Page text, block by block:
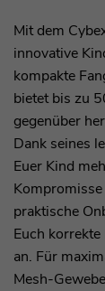
Mit dem
innovative
kompakte
bietet bis zu
gegenüber
Dank seines
Euer Kind
praktische
Euch
an. Für
Mesh-